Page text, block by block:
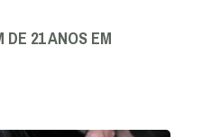
21 ANOS EM